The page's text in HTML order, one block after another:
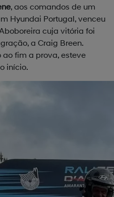
, aos comandos de um
Hyundai Portugal, venceu
cuja vitória foi
a Craig Breen.
fim a prova, esteve
início.